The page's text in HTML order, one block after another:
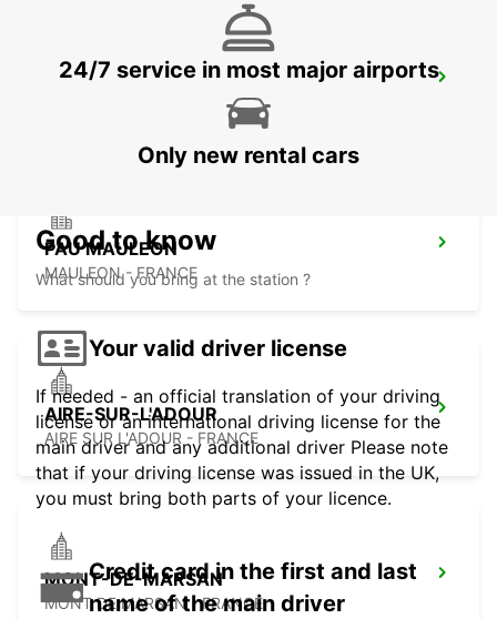
LOURDES RAILWAY STATION
PAU MAULEON
MAULEON - FRANCE
AIRE-SUR-L'ADOUR
AIRE SUR L'ADOUR - FRANCE
MONT-DE-MARSAN
MONT DE MARSAN - FRANCE
24/7 service in most major airports
Only new rental cars
Good to know
What should you bring at the station ?
Your valid driver license
If needed - an official translation of your driving
license or an international driving license for the
main driver and any additional driver Please note
that if your driving license was issued in the UK,
you must bring both parts of your licence.
Credit card in the first and last
name of the main driver